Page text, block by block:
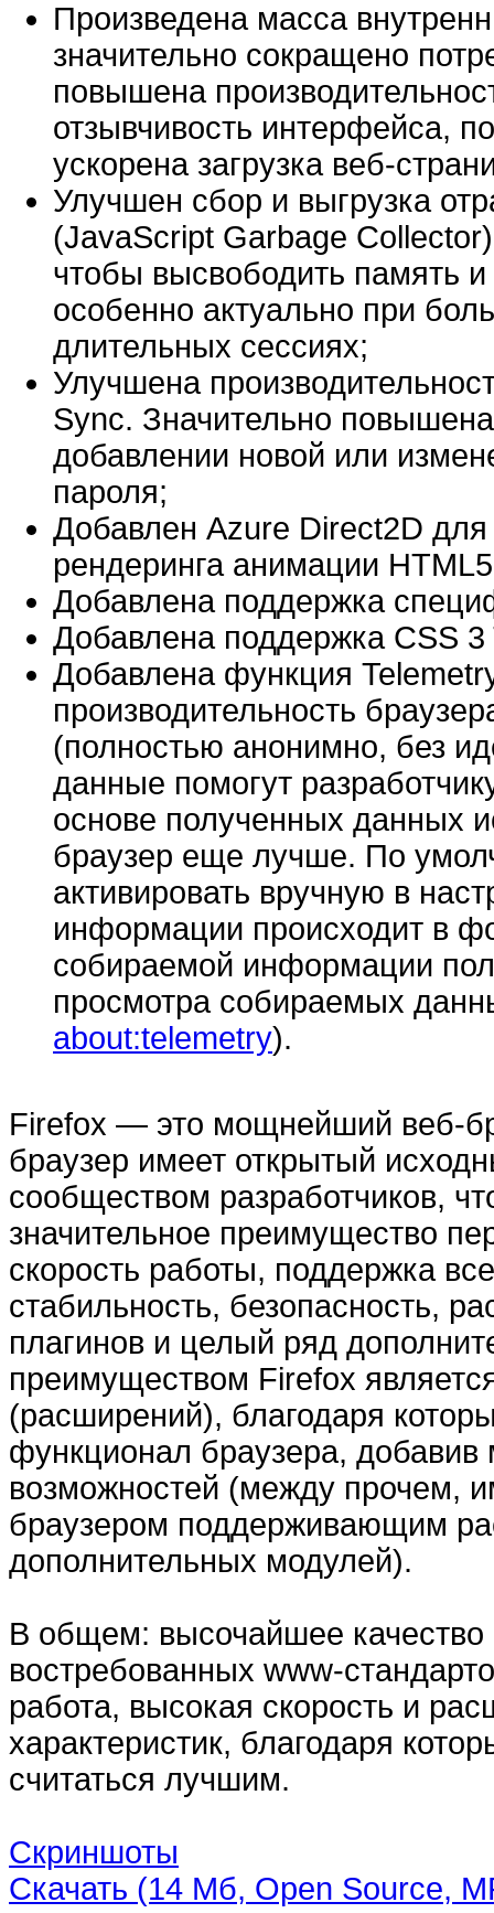
Произведена масса
значительно сокращено
повышена
отзывчивость интерфейса,
ускорена загрузка веб-
Улучшен сбор и выгрузка
(JavaScript Garbage
чтобы высвободить память
особенно актуально при
длительных сессиях;
Улучшена
Sync. Значительно
добавлении новой или
пароля;
Добавлен Azure Direct2D
рендеринга анимации
Добавлена поддержка
Добавлена поддержка CSS
Добавлена функция
производительность
(полностью анонимно, без
данные помогут
основе полученных данных
браузер еще лучше. По
активировать вручную в
информации происходит в
собираемой информации
просмотра собираемых
about:telemetry).
Firefox — это мощнейший веб-
браузер имеет открытый
сообществом разработчиков,
значительное преимущество
скорость работы, поддержка
стабильность, безопасность,
плагинов и целый ряд
преимуществом Firefox
(расширений), благодаря
функционал браузера,
возможностей (между прочем,
браузером поддерживающим
дополнительных модулей).
В общем: высочайшее
востребованных www-
работа, высокая скорость и
характеристик, благодаря
считаться лучшим.
Скриншоты
Скачать (14 Мб, Open Source,